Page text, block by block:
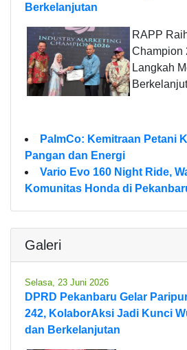
Berkelanjutan
RAPP
Champion
Langkah
PalmCo: Kemitraan Petani
Pangan dan Energi
Vario Evo 160 Night Ride,
Komunitas Honda di
Galeri
Selasa, 23 Juni 2026
DPRD Pekanbaru Gelar
242, KolaborAksi Jadi Kunci
dan Berkelanjutan